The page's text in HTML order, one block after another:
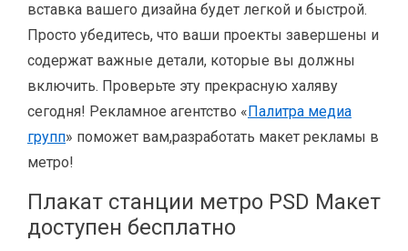
вставка вашего дизайна будет легкой и быстрой.
Просто убедитесь, что ваши проекты завершены и
содержат важные детали, которые вы должны
включить. Проверьте эту прекрасную халяву
сегодня! Рекламное агентство «Палитра медиа
групп» поможет вам,разработать макет рекламы в
метро!
Плакат станции метро PSD Макет
доступен бесплатно